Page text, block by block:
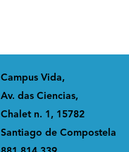
Campus Vida,
Av. das Ciencias,
Chalet n. 1, 15782
Santiago de Compostela